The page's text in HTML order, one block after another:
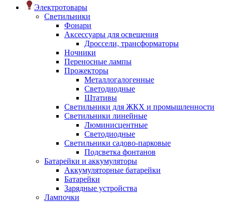
Электротовары
Светильники
Фонари
Аксессуары для освещения
Дроссели, трансформаторы
Ночники
Переносные лампы
Прожекторы
Металлогалогенные
Светодиодные
Штативы
Светильники для ЖКХ и промышленности
Светильники линейные
Люминисцентные
Светодиодные
Светильники садово-парковые
Подсветка фонтанов
Батарейки и аккумуляторы
Аккумуляторные батарейки
Батарейки
Зарядные устройства
Лампочки